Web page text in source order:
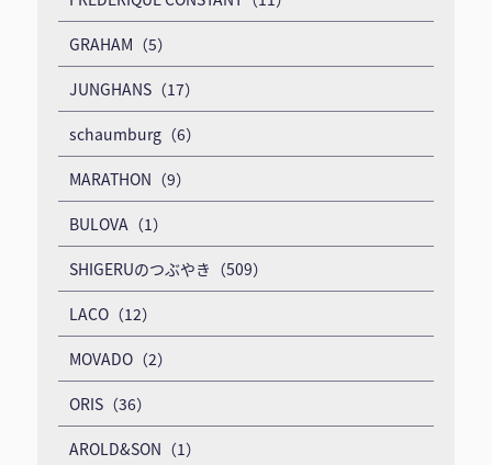
GRAHAM（5）
JUNGHANS（17）
schaumburg（6）
MARATHON（9）
BULOVA（1）
SHIGERUのつぶやき（509）
LACO（12）
MOVADO（2）
ORIS（36）
AROLD&SON（1）